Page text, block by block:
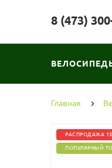
8 (473)
Главная
РАСПРОДАЖА 15
ПОПУЛЯРНЫЙ